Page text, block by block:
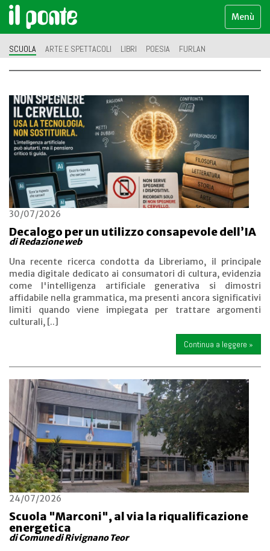
Menù
SCUOLA ARTE E SPETTACOLI LIBRI POESIA FURLAN
30/07/2026
Decalogo per un utilizzo consapevole dell’IA
di Redazione web
Una recente ricerca condotta da Libreriamo, il principale
media digitale dedicato ai consumatori di cultura, evidenzia
come l'intelligenza artificiale generativa si dimostri
affidabile nella grammatica, ma presenti ancora significativi
limiti quando viene impiegata per trattare argomenti
culturali, [..]
Continua a leggere »
24/07/2026
Scuola "Marconi", al via la riqualificazione
energetica
di Comune di Rivignano Teor